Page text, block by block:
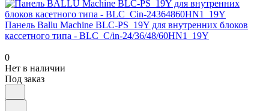
Панель Ballu Machine BLC-PS_19Y для внутренних блоков
кассетного типа - BLC_C/in-24/36/48/60HN1_19Y
0
Нет в наличии
Под заказ